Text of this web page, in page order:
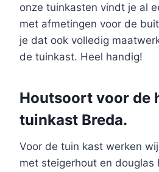
onze tuinkasten vindt je al
met afmetingen voor de
je dat ook volledig
de tuinkast. Heel handig!
Houtsoort voor de
tuinkast Breda.
Voor de tuin kast werken
met steigerhout en douglas